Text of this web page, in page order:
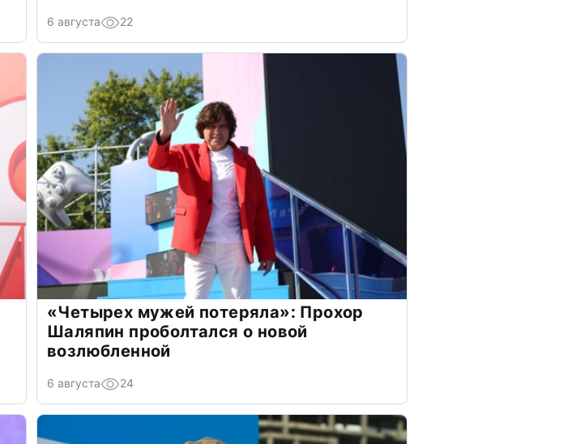
6 августа 22
«Четырех мужей потеряла»: Прохор
Шаляпин проболтался о новой
возлюбленной
6 августа 24